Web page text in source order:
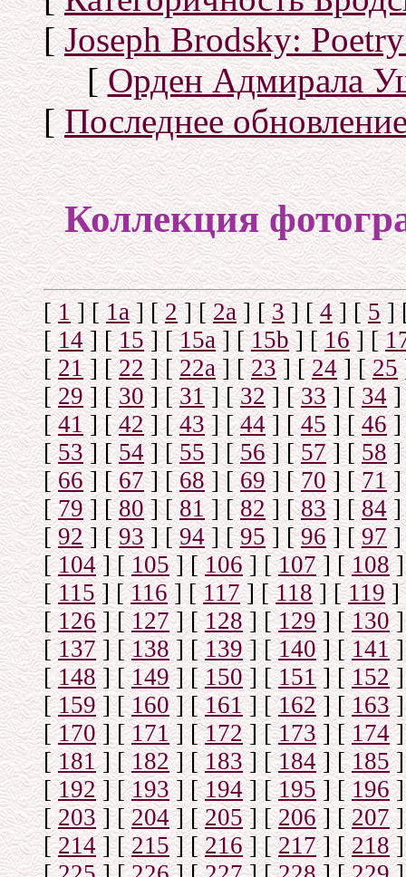
[Joseph Brodsky:
[Орден Адмирала
[Последнее
Коллекция
[1] [1а] [2] [2а] [3] [4] [5]
[14] [15] [15a] [15b] [16] [
[21] [22] [22a] [23] [24] [25
[29] [30 ] [31] [32] [33] [34]
[41] [42] [43] [44] [45] [46]
[53] [54] [55] [56] [57] [58]
[66] [67] [68] [69] [70] [71]
[79] [80] [81] [82] [83] [84]
[92] [93] [94] [95] [96] [97]
[104] [105] [ 106] [107] [108]
[115] [116] [117] [118] [119]
[126] [127] [128] [129] [130]
[137] [138] [139] [140] [141]
[148] [149] [150] [151] [152]
[159] [160] [161] [162] [163]
[170] [171] [172] [173] [174]
[181] [182] [183] [184] [185]
[192] [193] [194] [195] [196]
[203] [204] [205] [206] [207]
[214] [215] [216] [217] [218]